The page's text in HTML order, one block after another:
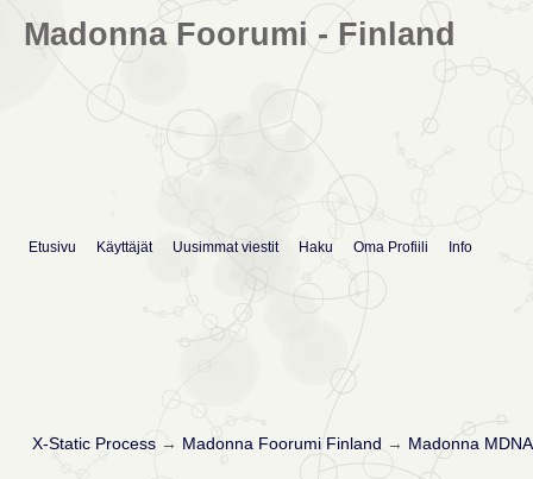
Madonna Foorumi - Finland
Etusivu Käyttäjät Uusimmat viestit Haku Oma Profiili Info
X-Static Process→ Madonna Foorumi Finland → Madonna